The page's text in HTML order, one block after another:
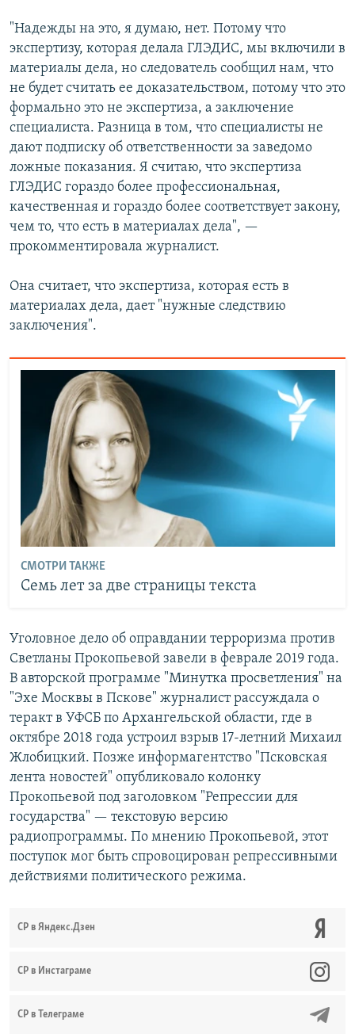
"Надежды на это, я думаю, нет. Потому что
экспертизу, которая делала ГЛЭДИС, мы включили в
материалы дела, но следователь сообщил нам, что
не будет считать ее доказательством, потому что это
формально это не экспертиза, а заключение
специалиста. Разница в том, что специалисты не
дают подписку об ответственности за заведомо
ложные показания. Я считаю, что экспертиза
ГЛЭДИС гораздо более профессиональная,
качественная и гораздо более соответствует закону,
чем то, что есть в материалах дела", —
прокомментировала журналист.
Она считает, что экспертиза, которая есть в
материалах дела, дает "нужные следствию
заключения".
СМОТРИ ТАКЖЕ
Семь лет за две страницы текста
Уголовное дело об оправдании терроризма против
Светланы Прокопьевой завели в феврале 2019 года.
В авторской программе "Минутка просветления" на
"Эхе Москвы в Пскове" журналист рассуждала о
теракт в УФСБ по Архангельской области, где в
октябре 2018 года устроил взрыв 17-летний Михаил
Жлобицкий. Позже информагентство "Псковская
лента новостей" опубликовало колонку
Прокопьевой под заголовком "Репрессии для
государства" — текстовую версию
радиопрограммы. По мнению Прокопьевой, этот
поступок мог быть спровоцирован репрессивными
действиями политического режима.
СР в Яндекс.Дзен
CР в Инстаграме
СР в Телеграме